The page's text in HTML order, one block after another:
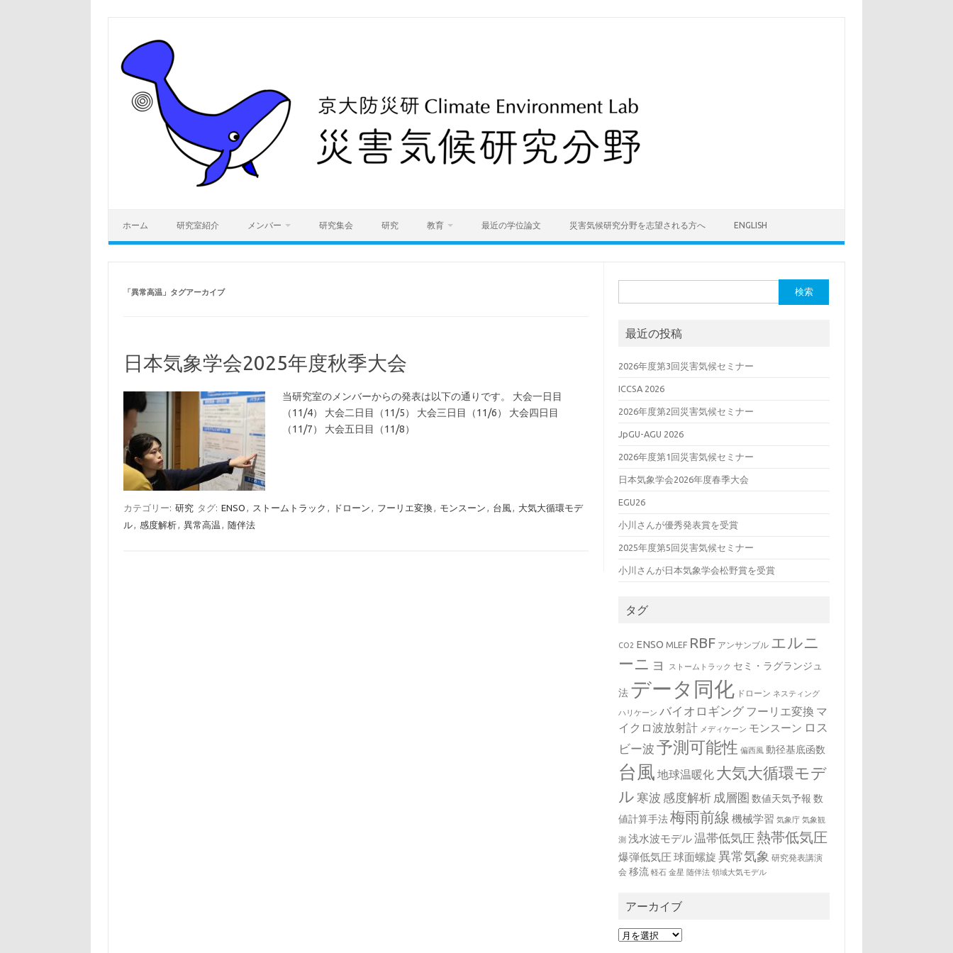
ホーム 研究室紹介 メンバー 研究集会 研究 教育 最近の学位論文 災害気候研究分野を志望される方へ ENGLISH
「異常高温」タグアーカイブ
日本気象学会2025年度秋季大会
当研究室のメンバーからの発表は以下の通りです。 大会一日目
（11/4） 大会二日目（11/5） 大会三日目（11/6） 大会四日目
（11/7） 大会五日目（11/8）
カテゴリー: 研究 タグ: ENSO , ストームトラック , ドローン , フーリエ変換, モンスーン , 台風, 大気大循環モデ
ル, 感度解析, 異常高温 , 随伴法
索:
最近の投稿
2026年度第3回災害気候セミナー
ICCSA 2026
2026年度第2回災害気候セミナー
JpGU-AGU 2026
2026年度第1回災害気候セミナー
日本気象学会2026年度春季大会
EGU26
小川さんが優秀発表賞を受賞
2025年度第5回災害気候セミナー
小川さんが日本気象学会松野賞を受賞
タグ
CO2 ENSO MLEF RBF アンサンブル エルニ
ーニョ
ストームトラック セミ・ラグランジュ
法 データ同化 ドローン ネスティング
ハリケーン バイオロギング フーリエ変換 マ
イクロ波放射計 メディケーン モンスーン ロス
ビー波 予測可能性 偏西風 動径基底函数
台風 地球温暖化 大気大循環モデ
ル 寒波 感度解析 成層圏 数値天気予報 数
値計算手法 梅雨前線 機械学習 気象庁 気象観
測 浅水波モデル温帯低気圧 熱帯低気圧
爆弾低気圧球面螺旋 異常気象 研究発表講演
会 移流 軽石 金星 随伴法 領域大気モデル
アーカイブ
ア